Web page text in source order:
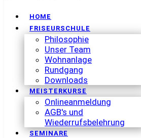
HOME
FRISEURSCHULE
Philosophie
Unser Team
Wohnanlage
Rundgang
Downloads
MEISTERKURSE
Onlineanmeldung
AGB's und
Wiederrufsbelehrung
SEMINARE